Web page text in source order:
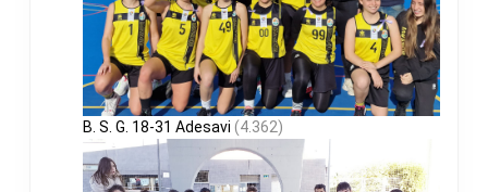
B. S. G. 18-31 Adesavi (4.362)